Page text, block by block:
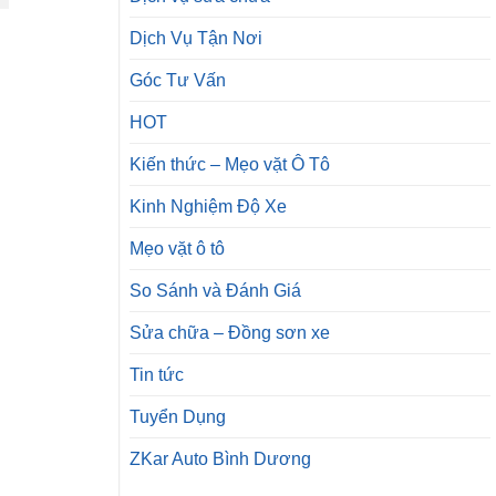
Dịch Vụ Tận Nơi
Góc Tư Vấn
HOT
Kiến thức – Mẹo vặt Ô Tô
Kinh Nghiệm Độ Xe
Mẹo vặt ô tô
So Sánh và Đánh Giá
Sửa chữa – Đồng sơn xe
Tin tức
Tuyển Dụng
ZKar Auto Bình Dương